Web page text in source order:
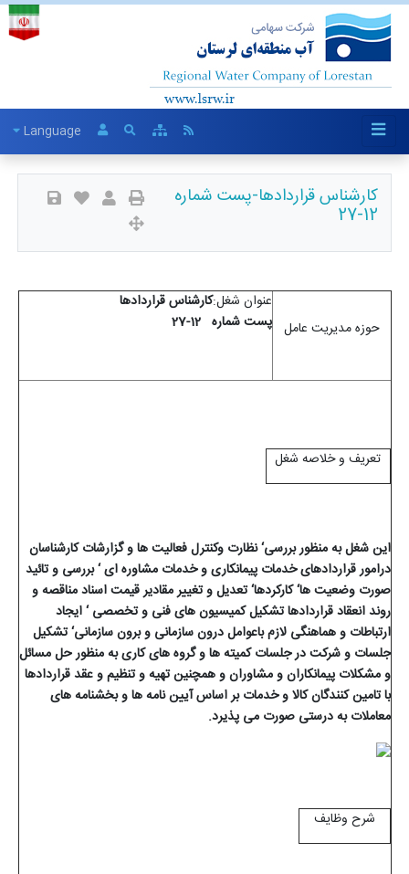
Language
کارشناس قراردادها-پست شماره
12-27
حوزه مدیریت عامل
عنوان شغل:کارشناس قراردادها
پست شماره 12-27
تعریف و خلاصه شغل
این شغل به منظور بررسی‘ نظارت وکنترل فعالیت ها و گزارشات کارشناسان
درامور قراردادهای خدمات پیمانکاری و خدمات مشاوره ای ‘ بررسی و تائید
صورت وضعیت ها‘ کارکردها‘ تعدیل و تغییر مقادیر قیمت اسناد مناقصه و
روند انعقاد قراردادها تشکیل کمیسیون های فنی و تخصصی ‘ ایجاد
ارتباطات و هماهنگی لازم باعوامل درون سازمانی و برون سازمانی‘ تشکیل
جلسات و شرکت در جلسات کمیته ها و گروه های کاری به منظور حل مسائل
و مشکلاتپیمانکاران و مشاوران و همچنین تهیه و تنظیم و عقد قراردادها
با تامین کنندگان کالا و خدمات بر اساس آیین نامه ها و بخشنامه های
معاملات به درستیصورت می پذیرد.
شرح وظایف